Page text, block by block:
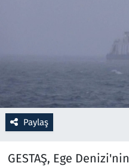
Paylaş
GESTAŞ, Ege Denizi'nin
Sağlık
Savunma Sanayi